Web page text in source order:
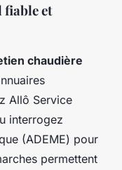
fiable et
chaudière
Allô Service
interrogez
(ADEME) pour
permettent